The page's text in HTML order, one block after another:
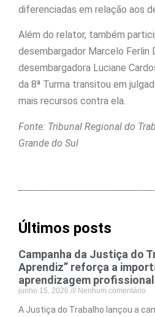
diferenciadas em relação aos
Além do relator, também
desembargador Marcelo Ferlin
desembargadora Luciane
da 8ª Turma transitou em
mais recursos contra ela.
Fonte: Tribunal Regional do
Grande do Sul
Últimos posts
Campanha da Justiça do
Aprendiz” reforça a
aprendizagem profissional
junho 15, 2026 Nenhum comentário
A Justiça do Trabalho lançou a